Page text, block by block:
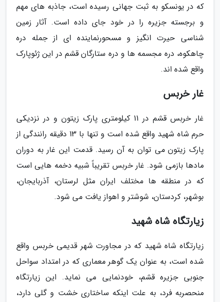
که در یونسکو به ثبت جهانی رسیده است، جاذبه های مهم
و برجسته جزیره را در خود جای داده است. آثار زمین
شناسی حیرت انگیز و مسحورنماینده ای از جمله دره
چاهکوه، دره مجسمه ها و دره ستارگان قشم در این ژئوپارک
واقع شده اند.
غار خربس
غار خربس قشم در 11 کیلومتری پارک زیتون و در نزدیکی
حرم شاه شهید واقع شده است و تنها با 13 دقیقه رانندگی از
پارک زیتون می توان به آن رسید. قدمت این غار به دوران
مادها بازمی شود. غار خربس تقریباً شبیه دخمه هایی است
که در منطقه ها مختلف ایران مثل لرستان، آذربایجان،
بوشهر، کردستان، شوشتر و اهواز یافت می شود.
زیارتگاه شاه شهید
زیارتگاه شاه شهید که در مجاورت شهر قدیمی خربس واقع
شده است، به عنوان یک گوهر معماری که در امتداد سواحل
جنوبی جزیره قشم، خودنمایی می نماید. این زیارتگاه
منحصربه فرد، به علت اینکه ساختاری خشت و گلی دارد،